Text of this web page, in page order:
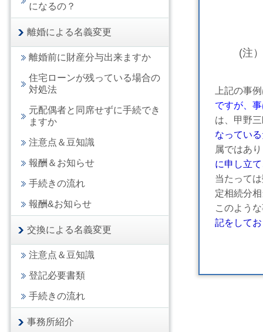
(注
上記の事
ですが、
は、甲野
なってい
属ではあ
に申し立
当たって
定相続分
このよう
記をして
になるの？
離婚による名義変更
離婚前に財産分与出来ますか
住宅ローンが残っている場合の
対処法
元配偶者と同席せずに手続でき
ますか
注意点＆豆知識
報酬＆お知らせ
手続きの流れ
報酬&お知らせ
交換による名義変更
注意点＆豆知識
登記必要書類
手続きの流れ
事務所紹介